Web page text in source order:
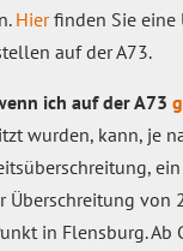
Hierfinden Sie eine
auf der A73.
ich auf der A73
wurden, kann, je
Überschreitung von
in Flensburg. Ab